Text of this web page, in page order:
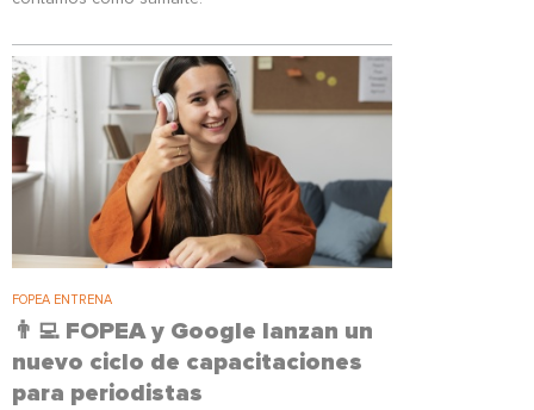
FOPEA ENTRENA
👨‍💻 FOPEA y Google lanzan un
nuevo ciclo de capacitaciones
para periodistas